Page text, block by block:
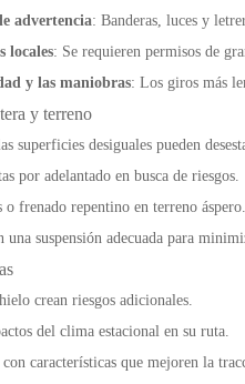
advertencia: Banderas, luces y
locales: Se requieren permisos de
y las maniobras: Los giros más
y terreno
superficies desiguales pueden
por adelantado en busca de riesgos.
frenado repentino en terreno áspero.
una suspensión adecuada para
crean riesgos adicionales.
del clima estacional en su ruta.
características que mejoren la